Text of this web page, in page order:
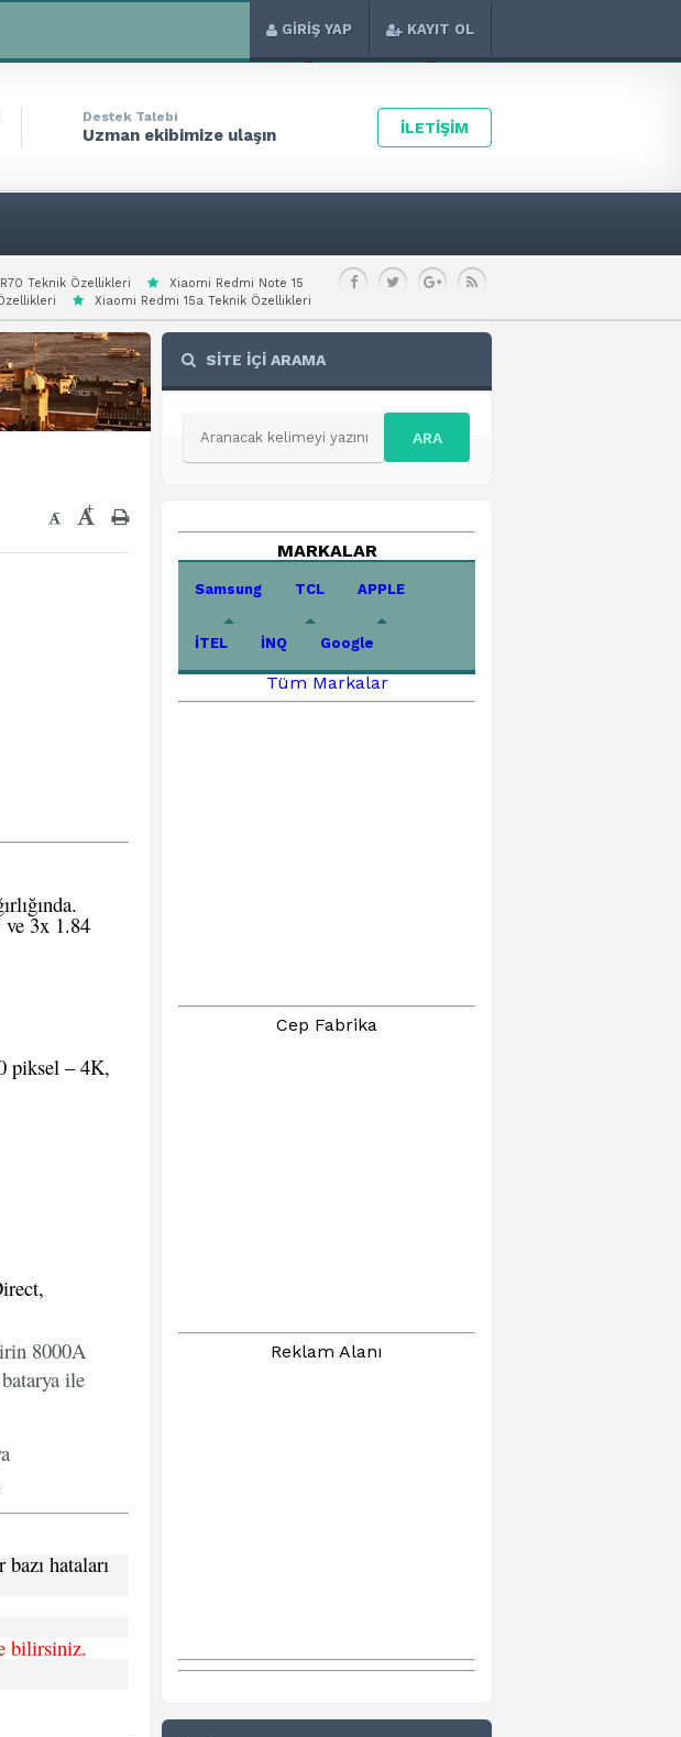
GİRİŞ YAP KAYIT OL
Destek Talebi
Uzman ekibimize ulaşın İLETİŞİM
Teknik Özellikleri
Xiaomi Redmi Note 15
Xiaomi Redmi 15a Teknik Özellikleri
- +
3x 1.84
piksel – 4K,
8000A
ile
hataları
bilirsiniz.
SİTE İÇİ ARAMA
ARA
MARKALAR
Samsung TCL APPLE
İTEL İNQ Google
Tüm Markalar
Cep Fabrika
Reklam Alanı